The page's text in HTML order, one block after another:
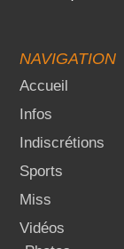
NAVIGATION
Accueil
Infos
Indiscrétions
Sports
Miss
Vidéos